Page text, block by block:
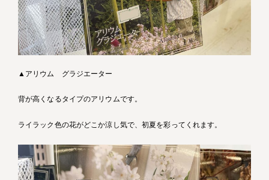
▲アリウム グラジエーター
背が高くなるタイプのアリウムです。
ライラック色の花がどこか涼し気で、初夏を彩ってくれます。